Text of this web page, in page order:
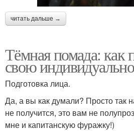
читать дальше →
Тёмная помада: как
свою
Подготовка лица.
Да, а вы как думали? Просто так
не получится, это вам не
мне и капитанскую фуражку!)